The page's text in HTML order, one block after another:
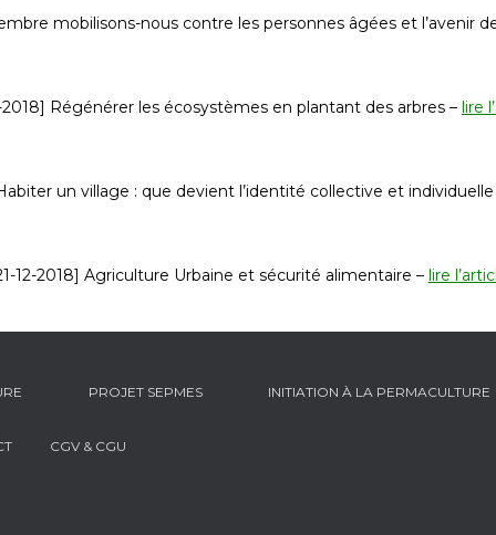
mobilisons-nous contre les personnes âgées et l’avenir
2018] Régénérer les écosystèmes en plantant des arbres – lire
un village : que devient l’identité collective et individuelle
12-2018] Agriculture Urbaine et sécurité alimentaire – lire
PROJET SEPMES INITIATION À LA PERMACULTURE
CGV & CGU